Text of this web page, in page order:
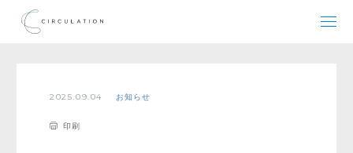
2025.09.04 お知らせ
印刷